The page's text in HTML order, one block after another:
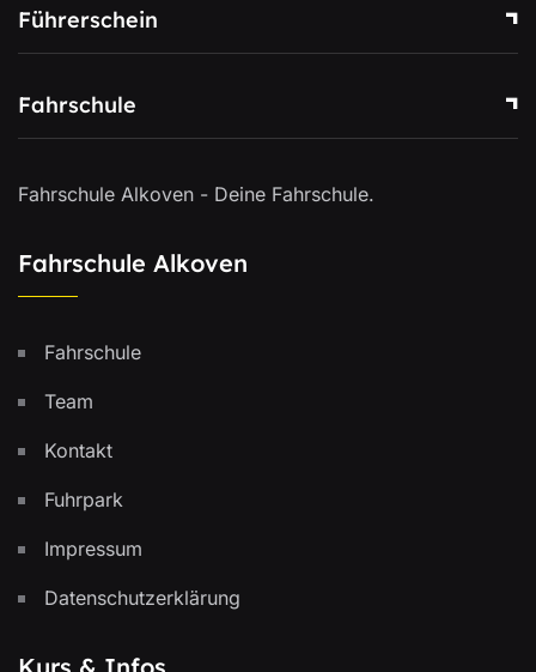
Führerschein
Fahrschule
Fahrschule Alkoven - Deine Fahrschule.
Fahrschule Alkoven
Fahrschule
Team
Kontakt
Fuhrpark
Impressum
Datenschutzerklärung